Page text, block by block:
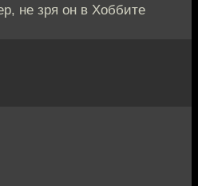
не зря он в Хоббите